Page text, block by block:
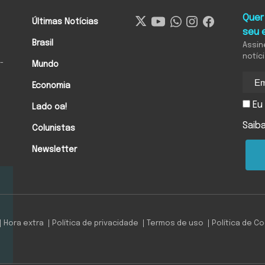
Últimas Notícias
Brasil
Mundo
Economia
Lado oa!
Colunistas
Newsletter
seu
Hora extra Política de privacidade Termos de uso Política de